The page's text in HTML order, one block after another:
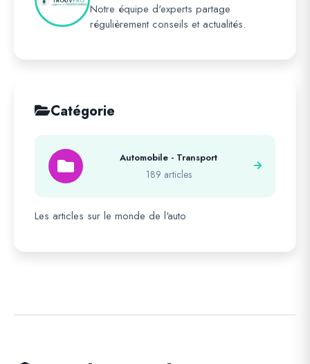
Notre équipe d'experts partage
régulièrement conseils et actualités.
Catégorie
Automobile - Transport
189 articles
Les articles sur le monde de l'auto